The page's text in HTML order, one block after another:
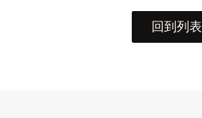
回到列表